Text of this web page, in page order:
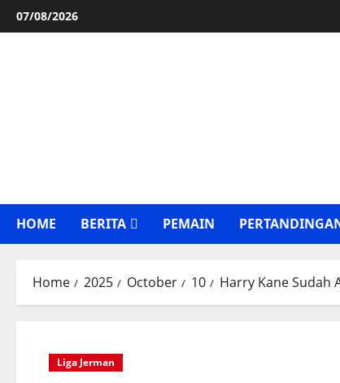
Skip
to
07/08/2026
HOME BERITA PEMAIN
Home 2025 October 10 Harry Kane Sudah
Liga Jerman